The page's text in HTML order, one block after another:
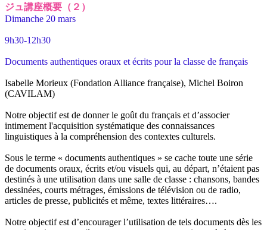
ジュ講座概要（２）
Dimanche 20 mars
9h30-12h30
Documents authentiques oraux et écrits pour la classe de français
Isabelle Morieux (Fondation Alliance française), Michel Boiron
(CAVILAM)
Notre objectif est de donner le goût du français et d’associer
intimement l'acquisition systématique des connaissances
linguistiques à la compréhension des contextes culturels.
Sous le terme « documents authentiques » se cache toute une série
de documents oraux, écrits et/ou visuels qui, au départ, n’étaient pas
destinés à une utilisation dans une salle de classe : chansons, bandes
dessinées, courts métrages, émissions de télévision ou de radio,
articles de presse, publicités et même, textes littéraires….
Notre objectif est d’encourager l’utilisation de tels documents dès les